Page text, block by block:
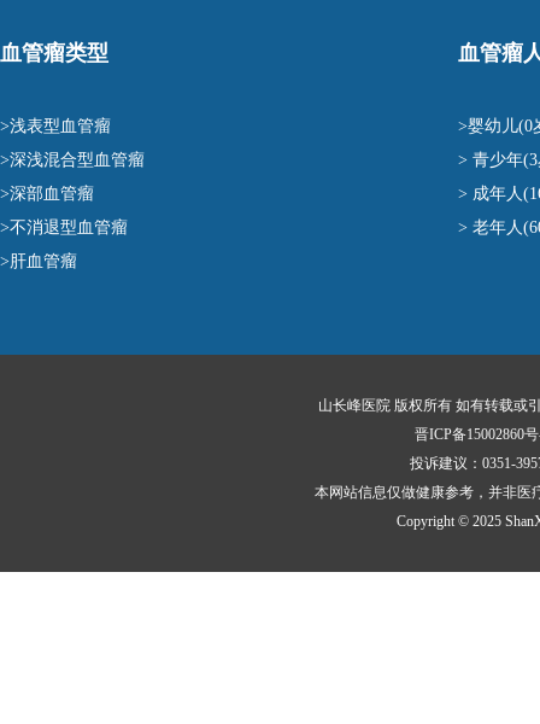
血管瘤类型
>浅表型血管瘤
>深浅混合型血管瘤
>深部血管瘤
>不消退型血管瘤
>肝血管瘤
血管瘤
>婴幼儿(0
> 青少年
> 成年人
> 老年人
山长峰医院 版权所有 如有转载或
晋ICP备15002860
投诉建议：0351-
本网站信息仅做健康参考，并非医
Copyright © 2025